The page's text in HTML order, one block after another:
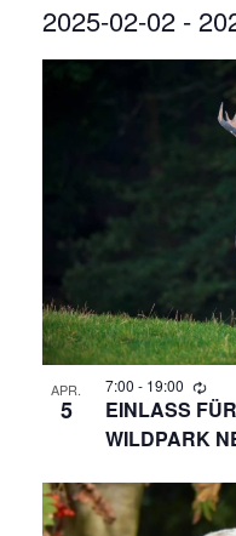
2025-02-02 -
Datum
APR.
5
7:00 - 19:00
EINLASS
WILDPARK